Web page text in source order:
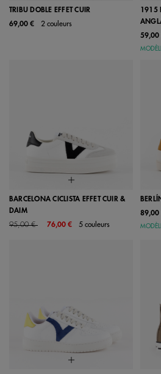
TRIBU DOBLE EFFET CUIR
69,00 €
2 couleurs
1915
59,00
BARCELONA CICLISTA EFFET CUIR &
DAIM
Price reduced from
95,00 €to 76,00 € 5 couleurs
89,00